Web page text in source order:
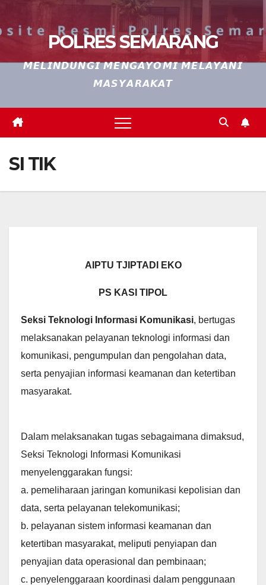
POLRES SEMARANG
𝙈𝙀𝙇𝙄𝙉𝘿𝙐𝙉𝙂𝙄 𝙈𝙀𝙉𝙂𝘼𝙔𝙊𝙈𝙄 𝙈𝙀𝙇𝘼𝙔𝘼𝙉𝙄
𝙈𝘼𝙎𝙔𝘼𝙍𝘼𝙆𝘼𝙏
SI TIK
AIPTU TJIPTADI EKO
PS KASI TIPOL
Seksi Teknologi Informasi Komunikasi, bertugas
melaksanakan pelayanan teknologi informasi dan
komunikasi, pengumpulan dan pengolahan data,
serta penyajian informasi keamanan dan ketertiban
masyarakat.
Dalam melaksanakan tugas sebagaimana dimaksud,
Seksi Teknologi Informasi Komunikasi
menyelenggarakan fungsi:
a. pemeliharaan jaringan komunikasi kepolisian dan
data, serta pelayanan telekomunikasi;
b. pelayanan sistem informasi keamanan dan
ketertiban masyarakat, meliputi penyiapan dan
penyajian data operasional dan pembinaan;
c. penyelenggaraan koordinasi dalam penggunaan